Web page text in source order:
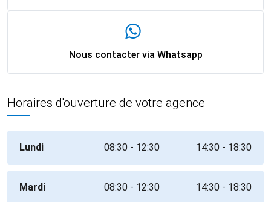
Nous contacter via Whatsapp
Horaires d'ouverture de votre agence
Lundi 08:30 - 12:30 14:30 - 18:30
Mardi 08:30 - 12:30 14:30 - 18:30